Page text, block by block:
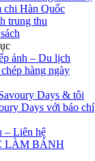
chi Hàn Quốc
trung thu
ảnh – Du lịch
hàng ngày
Days & tôi
Days với báo chí
– Liên hệ
LÀM BÁNH